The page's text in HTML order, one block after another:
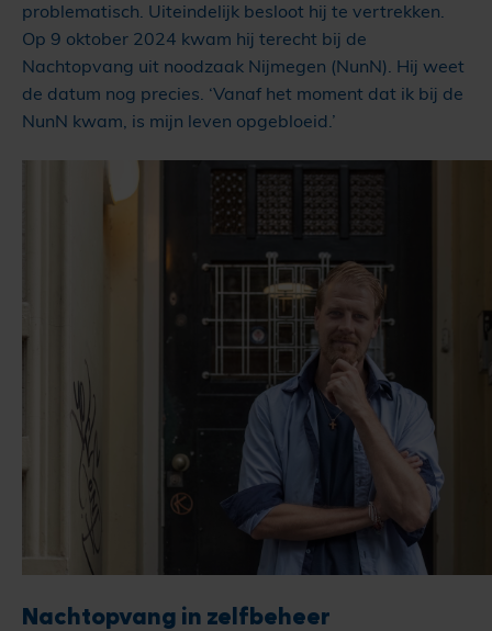
problematisch. Uiteindelijk besloot hij te vertrekken.
Op 9 oktober 2024 kwam hij terecht bij de
Nachtopvang uit noodzaak Nijmegen (NunN). Hij weet
de datum nog precies. ‘Vanaf het moment dat ik bij de
NunN kwam, is mijn leven opgebloeid.’
Nachtopvang in zelfbeheer